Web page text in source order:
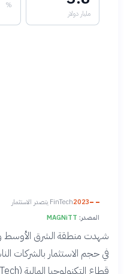
مليار دولار
%
2023FinTech يتصدر الاستثمار
المصدر:MAGNiTT
في حجم الاستثمار بالشركات